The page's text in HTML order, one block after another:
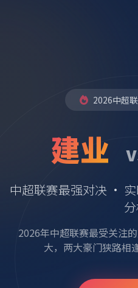
2026中超
建业
中超联赛最强对决 ·
2026年中超联赛最受关注
大，两大豪门狭路相